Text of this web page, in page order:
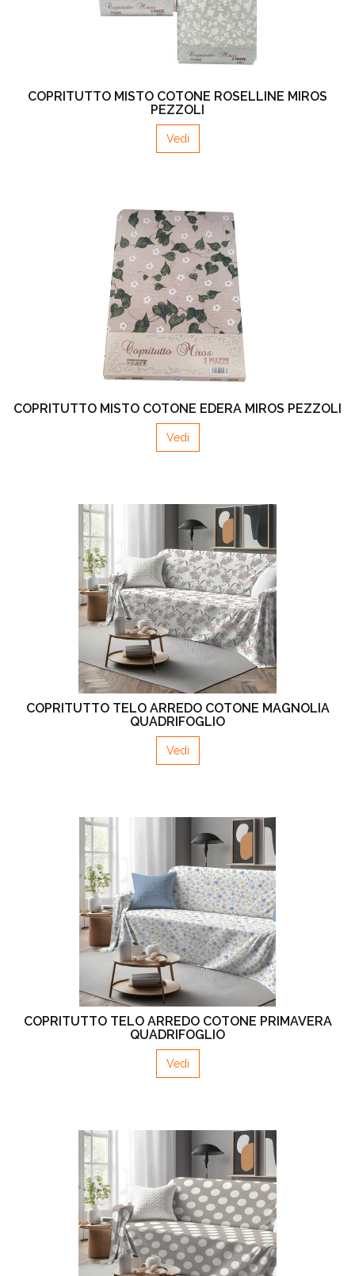
COPRITUTTO MISTO COTONE ROSELLINE MIROS
PEZZOLI
Vedi
COPRITUTTO MISTO COTONE EDERA MIROS PEZZOLI
Vedi
COPRITUTTO TELO ARREDO COTONE MAGNOLIA
QUADRIFOGLIO
Vedi
COPRITUTTO TELO ARREDO COTONE PRIMAVERA
QUADRIFOGLIO
Vedi